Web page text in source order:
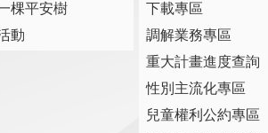
棵平安樹
動
下載專區
調解業務專區
重大計畫進度查詢
性別主流化專區
兒童權利公約專區